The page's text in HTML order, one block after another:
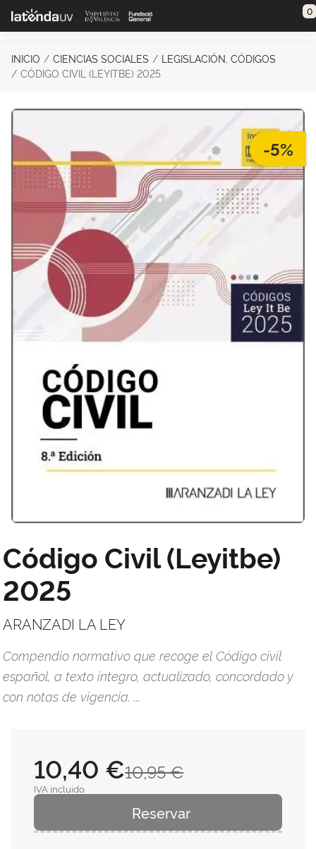
Saltar al contenido principal 0
INICIO CIENCIAS SOCIALES
LEGISLACIÓN, CÓDIGOS
CÓDIGO CIVIL (LEYITBE) 2025
-5%
Código Civil (Leyitbe)
2025
ARANZADI LA LEY
Compendio normativo que recoge el Código civil
español, a texto íntegro, actualizado, concordado y
con notas de vigencia. ...
10,95 €
10,40 €
IVA incluido
Reservar